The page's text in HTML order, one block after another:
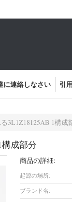
に連絡しなさい 引
3L1Z18125AB 1構成
成部分
商品の詳細:
起源の場所:
ブランド名: